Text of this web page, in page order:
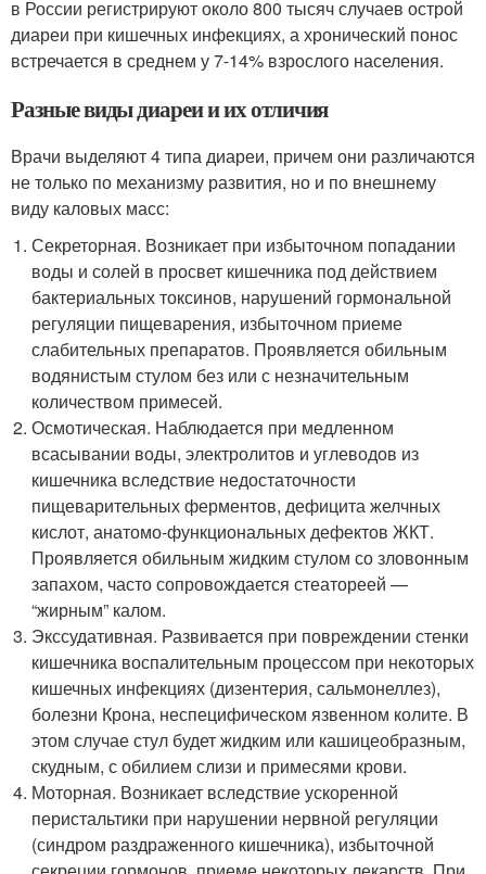
в России регистрируют около 800 тысяч случаев острой
диареи при кишечных инфекциях, а хронический понос
встречается в среднем у 7-14% взрослого населения.
Разные виды диареи и их отличия
Врачи выделяют 4 типа диареи, причем они различаются
не только по механизму развития, но и по внешнему
виду каловых масс:
Секреторная. Возникает при избыточном попадании
воды и солей в просвет кишечника под действием
бактериальных токсинов, нарушений гормональной
регуляции пищеварения, избыточном приеме
слабительных препаратов. Проявляется обильным
водянистым стулом без или с незначительным
количеством примесей.
Осмотическая. Наблюдается при медленном
всасывании воды, электролитов и углеводов из
кишечника вследствие недостаточности
пищеварительных ферментов, дефицита желчных
кислот, анатомо-функциональных дефектов ЖКТ.
Проявляется обильным жидким стулом со зловонным
запахом, часто сопровождается стеатореей —
“жирным” калом.
Экссудативная. Развивается при повреждении стенки
кишечника воспалительным процессом при некоторых
кишечных инфекциях (дизентерия, сальмонеллез),
болезни Крона, неспецифическом язвенном колите. В
этом случае стул будет жидким или кашицеобразным,
скудным, с обилием слизи и примесями крови.
Моторная. Возникает вследствие ускоренной
перистальтики при нарушении нервной регуляции
(синдром раздраженного кишечника), избыточной